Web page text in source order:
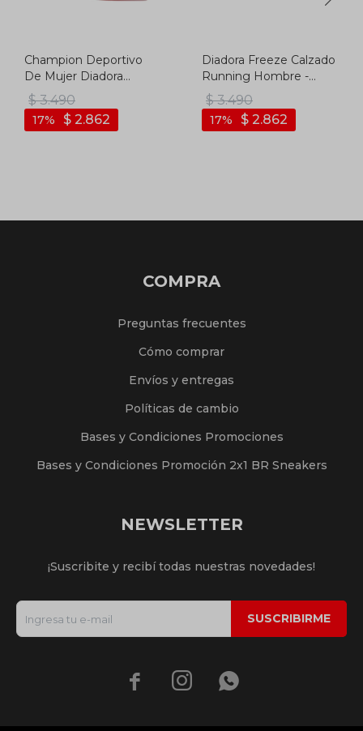
Champion Deportivo
De Mujer Diadora
Proton - Blanco-
multicolor
$ 3.490
$ 2.862
17
Diadora Freeze Calzado
Running Hombre -
Grey/yellow - Gris-
amarillo
$ 3.490
$ 2.862
17
COMPRA
Preguntas frecuentes
Cómo comprar
Envíos y entregas
Políticas de cambio
Bases y Condiciones Promociones
Bases y Condiciones Promoción 2x1 BR Sneakers
NEWSLETTER
¡Suscribite y recibí todas nuestras novedades!
SUSCRIBIRME
  